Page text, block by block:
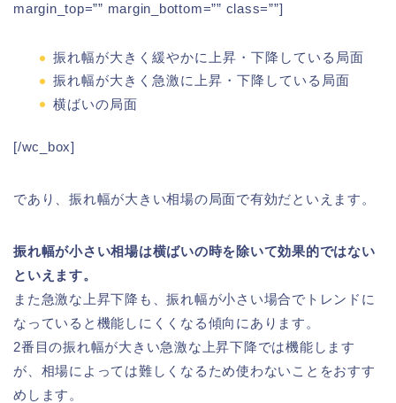
margin_top=”” margin_bottom=”” class=””]
振れ幅が大きく緩やかに上昇・下降している局面
振れ幅が大きく急激に上昇・下降している局面
横ばいの局面
[/wc_box]
であり、振れ幅が大きい相場の局面で有効だといえます。
振れ幅が小さい相場は横ばいの時を除いて効果的ではない
といえます。
また急激な上昇下降も、振れ幅が小さい場合でトレンドに
なっていると機能しにくくなる傾向にあります。
2番目の振れ幅が大きい急激な上昇下降では機能します
が、相場によっては難しくなるため使わないことをおすす
めします。